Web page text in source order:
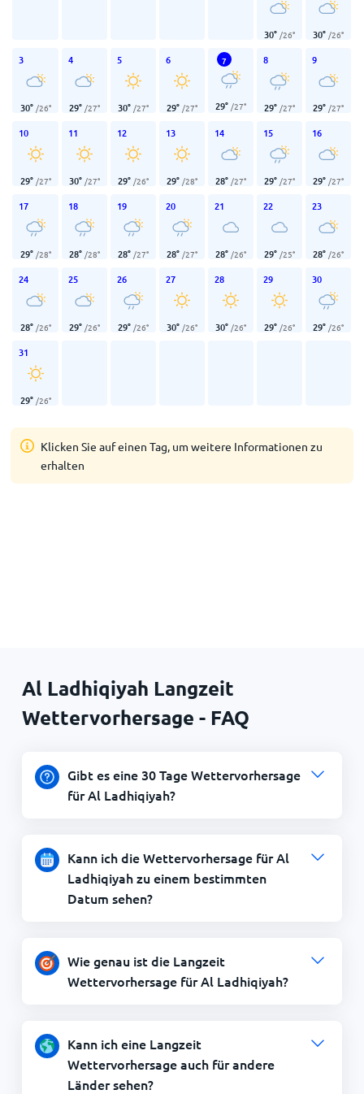
30° /26° 30° /26°
3
30° /26°
4
29° /27°
5
30° /27°
6
29° /27°
7
29° /27°
8
29° /27°
9
29° /27°
10
29° /27°
11
30° /27°
12
29° /26°
13
29° /28°
14
28° /27°
15
29° /27°
16
29° /27°
17
29° /28°
18
28° /28°
19
28° /27°
20
28° /27°
21
28° /26°
22
29° /25°
23
28° /26°
24
28° /26°
25
29° /26°
26
29° /26°
27
30° /26°
28
30° /26°
29
29° /26°
30
29° /26°
31
29° /26°
Klicken Sie auf einen Tag, um weitere Informationen zu
erhalten
Al Ladhiqiyah Langzeit
Wettervorhersage - FAQ
Gibt es eine 30 Tage Wettervorhersage
für Al Ladhiqiyah?
Kann ich die Wettervorhersage für Al
Ladhiqiyah zu einem bestimmten
Datum sehen?
Wie genau ist die Langzeit
Wettervorhersage für Al Ladhiqiyah?
Kann ich eine Langzeit
Wettervorhersage auch für andere
Länder sehen?